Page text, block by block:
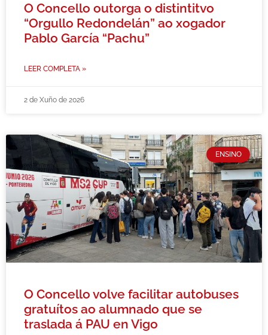
O Concello outorga o distintitvo
“Orgullo Redondelán” ao xogador
Pablo García “Pachu”
LEER COMPLETA »
2 de Xuño de 2026
ENSINO
O Concello volve facilitar autobuses
gratuítos ao alumnado que se
traslada á PAU en Vigo